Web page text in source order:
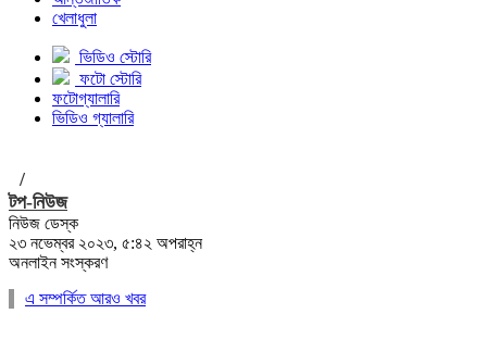
খেলাধুলা
ভিডিও স্টোরি
ফটো স্টোরি
ফটোগ্যালারি
ভিডিও গ্যালারি
/
টপ-নিউজ
নিউজ ডেস্ক
২৩ নভেম্বর ২০২৩, ৫:৪২ অপরাহ্ন
অনলাইন সংস্করণ
এ সম্পর্কিত আরও খবর